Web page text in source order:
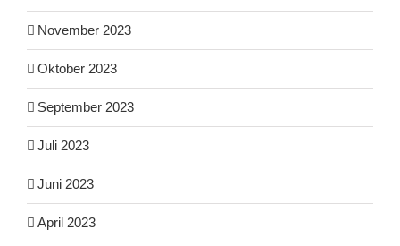
November 2023
Oktober 2023
September 2023
Juli 2023
Juni 2023
April 2023